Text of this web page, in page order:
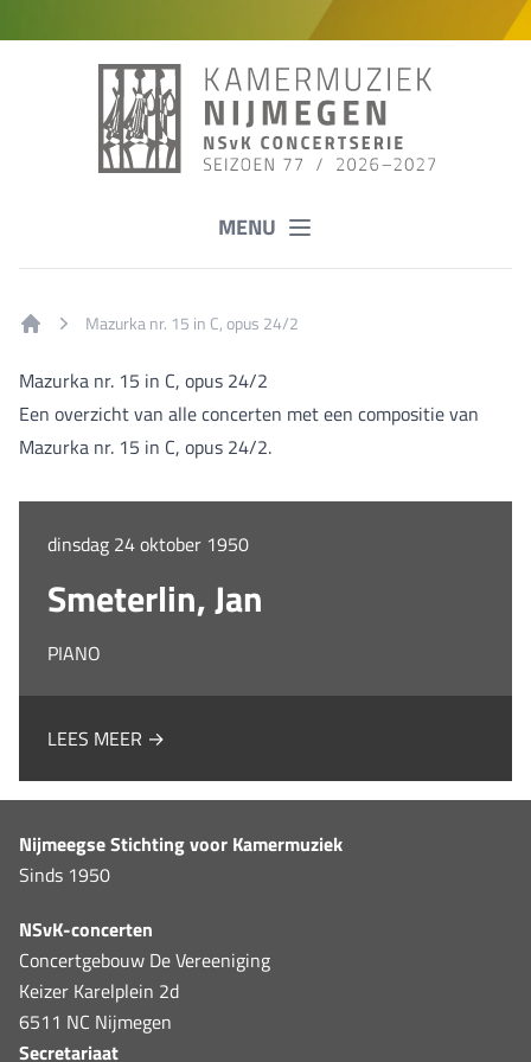
MENU
Mazurka nr. 15 in C, opus 24/2
Mazurka nr. 15 in C, opus 24/2
Een overzicht van alle concerten met een compositie van
Mazurka nr. 15 in C, opus 24/2.
dinsdag 24 oktober 1950
Smeterlin, Jan
PIANO
LEES MEER →
Nijmeegse Stichting voor Kamermuziek
Sinds 1950
NSvK-concerten
Concertgebouw De Vereeniging
Keizer Karelplein 2d
6511 NC Nijmegen
Secretariaat